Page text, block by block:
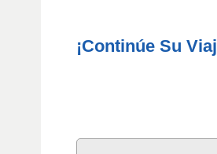
¡Continúe Su